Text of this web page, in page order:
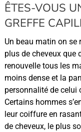
ÊTES-VOUS
GREFFE
Un beau matin on se
plus de cheveux que
renouvelle tous les
moins dense et la
personnalité de celui
Certains hommes
leur coiffure en
de cheveux, le plus